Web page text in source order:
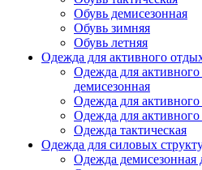
Обувь демисезонная
Обувь зимняя
Обувь летняя
Одежда для активного
Одежда для
демисезонная
Одежда для
Одежда для
Одежда тактическая
Одежда для силовых
Одежда демисезонная